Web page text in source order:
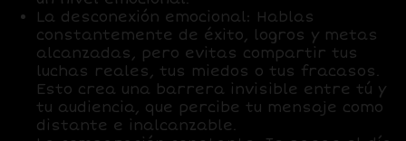
La desconexión emocional: Hablas
constantemente de éxito, logros y metas
alcanzadas, pero evitas compartir tus
luchas reales, tus miedos o tus fracasos.
Esto crea una barrera invisible entre tú y
tu audiencia, que percibe tu mensaje como
distante e inalcanzable.